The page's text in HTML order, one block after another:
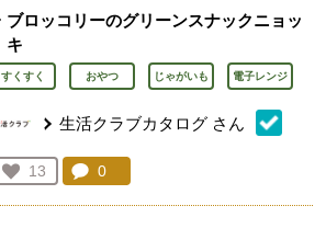
ブロッコリーのグリーンスナックニョッ
キ
すくすく おやつ じゃがいも 電子レンジ
生活クラブカタログ さん
お気に入り登録：
13
人が登録
コメント：
0